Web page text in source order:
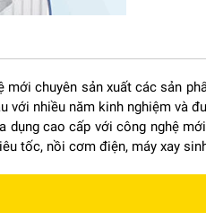
sinh cao cấp,
ngoài sáng bóng dễ
cao cấp dễ dàng
quả, an toàn sức
chuyên sản xuất các sản
nhiều năm kinh nghiệm và
cao cấp với công nghệ
tốc, nồi cơm điện, máy xay